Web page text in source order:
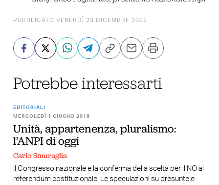
PUBBLICATO VENERDÌ 23 DICEMBRE 2022
Potrebbe interessarti
EDITORIALI
MERCOLEDÌ 1 GIUGNO 2016
Unità, appartenenza, pluralismo:
l’ANPI di oggi
Carlo Smuraglia
Il Congresso nazionale e la conferma della scelta per il NO al
referendum costituzionale. Le speculazioni su presunte e